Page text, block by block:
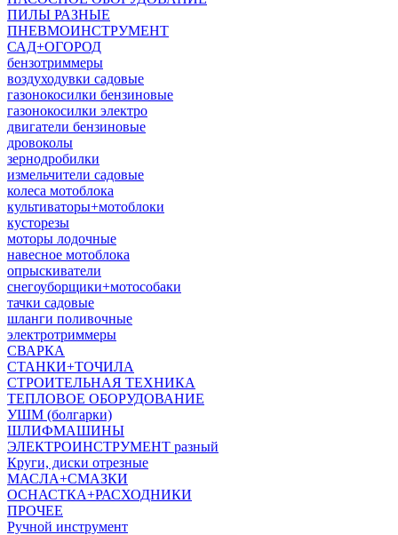
ПИЛЫ РАЗНЫЕ
ПНЕВМОИНСТРУМЕНТ
САД+ОГОРОД
бензотриммеры
воздуходувки садовые
газонокосилки бензиновые
газонокосилки электро
двигатели бензиновые
дровоколы
зернодробилки
измельчители садовые
колеса мотоблока
культиваторы+мотоблоки
кусторезы
моторы лодочные
навесное мотоблока
опрыскиватели
снегоуборщики+мотособаки
тачки садовые
шланги поливочные
электротриммеры
СВАРКА
СТАНКИ+ТОЧИЛА
СТРОИТЕЛЬНАЯ ТЕХНИКА
ТЕПЛОВОЕ ОБОРУДОВАНИЕ
УШМ (болгарки)
ШЛИФМАШИНЫ
ЭЛЕКТРОИНСТРУМЕНТ разный
Круги, диски отрезные
МАСЛА+СМАЗКИ
ОСНАСТКА+РАСХОДНИКИ
ПРОЧЕЕ
Ручной инструмент